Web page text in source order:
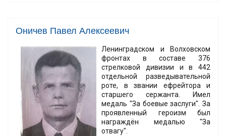
Оничев Павел Алексеевич
Ленинградском и Волховском
фронтах в составе 376
стрелковой дивизии и в 442
отдельной разведывательной
роте, в звании ефрейтора и
старшего сержанта. Имел
медаль "За боевые заслуги". За
проявленный героизм был
награждён медалью "За
отвагу".